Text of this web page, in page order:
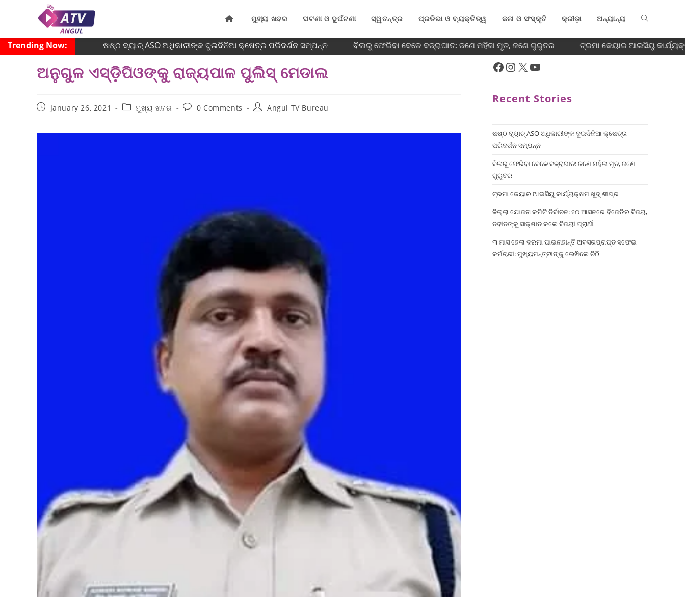
ମୁଖ୍ୟ ଖବର ଘଟଣା ଓ ଦୁର୍ଘଟଣା ସ୍ୱତନ୍ତ୍ର ପ୍ରତିଭା ଓ ବ୍ୟକ୍ତିତ୍ୱ କଳା ଓ ସଂସ୍କୃତି କ୍ରୀଡ଼ା ଅନ୍ୟାନ୍ୟ
Trending Now: ଷଷ୍ଠ ବ୍ୟାଚ୍‌ ASO ଅଧିକାରୀଙ୍କ ଦୁଇଦିନିଆ କ୍ଷେତ୍ର ପରିଦର୍ଶନ ସମ୍ପନ୍ନ ବିଲରୁ ଫେରିବା ବେଳେ ବଜ୍ରାଘାତ: ଜଣେ ମହିଳା ମୃତ, ଜଣେ ଗୁରୁତର ଟ୍ରମା କେୟାର ଆଇସିୟୁ
ଅନୁଗୁଳ ଏସ୍ଡ଼ିପିଓଙ୍କୁ ରାଜ୍ୟପାଳ ପୁଲିସ୍ ମେଡାଲ
January 26, 2021 ମୁଖ୍ୟ ଖବର 0 Comments Angul TV Bureau
Recent Stories
ଷଷ୍ଠ ବ୍ୟାଚ୍‌ ASO ଅଧିକାରୀଙ୍କ ଦୁଇଦିନିଆ କ୍ଷେତ୍ର
ପରିଦର୍ଶନ ସମ୍ପନ୍ନ
ବିଲରୁ ଫେରିବା ବେଳେ ବଜ୍ରାଘାତ: ଜଣେ ମହିଳା ମୃତ, ଜଣେ
ଗୁରୁତର
ଟ୍ରମା କେୟାର ଆଇସିୟୁ କାର୍ଯ୍ୟକ୍ଷମ ଖୁବ୍ ଶୀଘ୍ର
ଜିଲ୍ଲା ଯୋଜନା କମିଟି ନିର୍ବାଚନ: ୧୦ ଆସନରେ ବିଜେଡିର ବିଜୟ,
ନବୀନଙ୍କୁ ସାକ୍ଷାତ କଲେ ବିଜୟୀ ପ୍ରାର୍ଥୀ
୩ ମାସ ହେଲା ଦରମା ପାଇନାହାନ୍ତି ଅବସରପ୍ରାପ୍ତ ସଫେଇ
କର୍ମଚାରୀ: ମୁଖ୍ୟମନ୍ତ୍ରୀଙ୍କୁ ଲେଖିଲେ ଚିଠି